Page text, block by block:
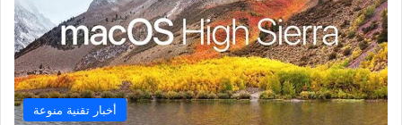
أخبار تقنية منوعة